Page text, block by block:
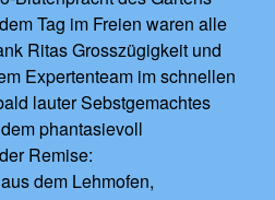
Tag im Freien waren alle
Ritas Grosszügigkeit und
Expertenteam im schnellen
lauter Sebstgemachtes
phantasievoll
Remise:
dem Lehmofen,